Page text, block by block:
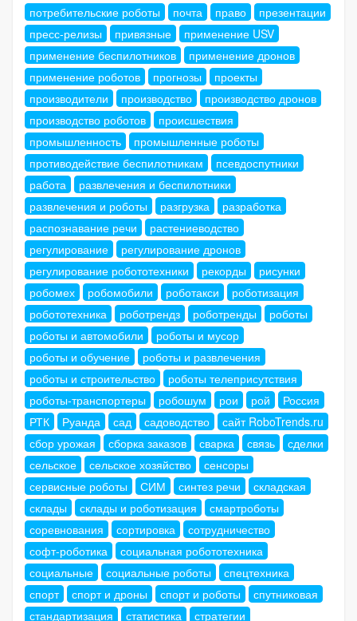
потребительские роботы
почта право
презентации
пресс-релизы
привязные
применение USV
применение беспилотников
применение дронов
применение роботов
прогнозы
проекты
производители
производство
производство дронов
производство роботов
происшествия
промышленность
промышленные роботы
противодействие беспилотникам
псевдоспутники
работа
развлечения и беспилотники
развлечения и роботы
разгрузка
разработка
распознавание речи
растениеводство
регулирование
регулирование дронов
регулирование робототехники
рекорды
рисунки
робомех
робомобили роботакси
роботизация
робототехника
роботрендз роботренды
роботы
роботы и автомобили
роботы и мусор
роботы и обучение
роботы и развлечения
роботы и строительство
роботы телеприсутствия
роботы-транспортеры
робошум рои рой
Россия
РТК
Руанда сад садоводство
сайт RoboTrends.ru
сбор урожая
сборка заказов сварка связь
сделки
сельское
сельское хозяйство
сенсоры
сервисные роботы
СИМ синтез речи
складская
склады
склады и роботизация
смартроботы
соревнования
сортировка
сотрудничество
софт-роботика
социальная робототехника
социальные
социальные роботы
спецтехника
спорт
спорт и дроны спорт и роботы
спутниковая
стандартизация
статистика
стратегии